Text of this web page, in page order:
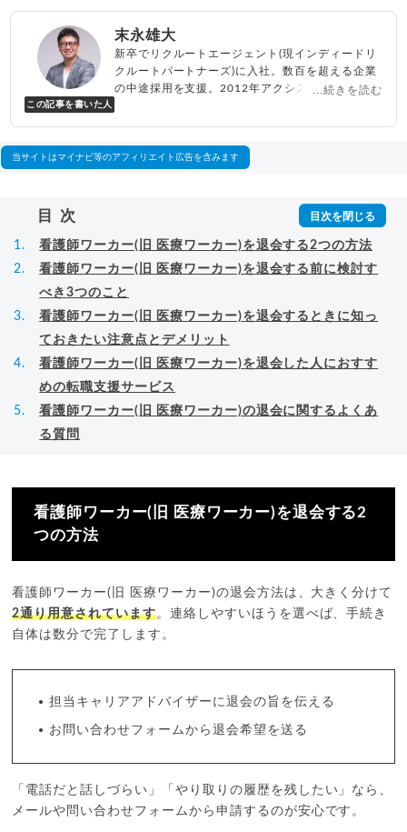
この記事を書いた人
末永雄大
新卒でリクルートエージェント(現インディードリ
クルートパートナーズ)に入社。数百を超える企業
の中途採用を支援。2012年アクシス(株)設立、代
べらない転職エージェント
...続きを読む
当サイトはマイナビ等のアフィリエイト広告を含みます
目次
看護師ワーカー(旧 医療ワーカー)を退会する2つの方法
看護師ワーカー(旧 医療ワーカー)を退会する前に検討す
べき3つのこと
看護師ワーカー(旧 医療ワーカー)を退会するときに知っ
ておきたい注意点とデメリット
看護師ワーカー(旧 医療ワーカー)を退会した人におすす
めの転職支援サービス
看護師ワーカー(旧 医療ワーカー)の退会に関するよくあ
る質問
看護師ワーカー(旧 医療ワーカー)を退会する2
つの方法
看護師ワーカー(旧 医療ワーカー)の退会方法は、大きく分けて
2通り用意されています。連絡しやすいほうを選べば、手続き
自体は数分で完了します。
担当キャリアアドバイザーに退会の旨を伝える
お問い合わせフォームから退会希望を送る
「電話だと話しづらい」「やり取りの履歴を残したい」なら、
メールや問い合わせフォームから申請するのが安心です。